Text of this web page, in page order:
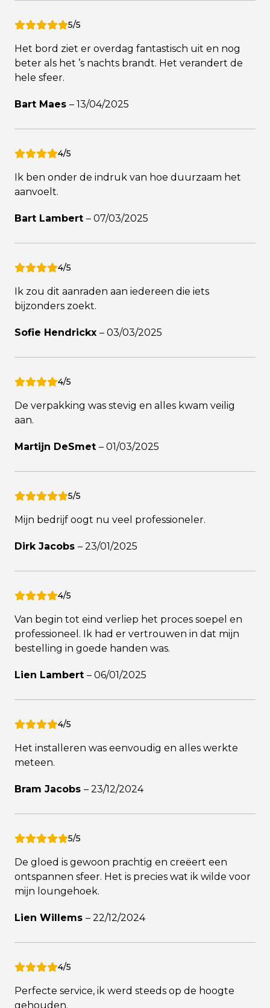
5/5
Het bord ziet er overdag fantastisch uit en nog
beter als het ’s nachts brandt. Het verandert de
hele sfeer.
Bart Maes – 13/04/2025
4/5
Ik ben onder de indruk van hoe duurzaam het
aanvoelt.
Bart Lambert – 07/03/2025
4/5
Ik zou dit aanraden aan iedereen die iets
bijzonders zoekt.
Sofie Hendrickx – 03/03/2025
4/5
De verpakking was stevig en alles kwam veilig
aan.
Martijn DeSmet – 01/03/2025
5/5
Mijn bedrijf oogt nu veel professioneler.
Dirk Jacobs – 23/01/2025
4/5
Van begin tot eind verliep het proces soepel en
professioneel. Ik had er vertrouwen in dat mijn
bestelling in goede handen was.
Lien Lambert – 06/01/2025
4/5
Het installeren was eenvoudig en alles werkte
meteen.
Bram Jacobs – 23/12/2024
5/5
De gloed is gewoon prachtig en creëert een
ontspannen sfeer. Het is precies wat ik wilde voor
mijn loungehoek.
Lien Willems – 22/12/2024
4/5
Perfecte service, ik werd steeds op de hoogte
gehouden.